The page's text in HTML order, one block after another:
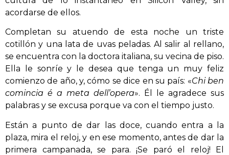
acordarse de ellos.
Completan su atuendo de esta noche un triste
cotillón y una lata de uvas peladas. Al salir al rellano,
se encuentra con la doctora italiana, su vecina de piso.
Ella le sonríe y le desea que tenga un muy feliz
comienzo de año, y, cómo se dice en su país: «Chi ben
comincia é a meta dell’opera». Él le agradece sus
palabras y se excusa porque va con el tiempo justo.
Están a punto de dar las doce, cuando entra a la
plaza, mira el reloj, y en ese momento, antes de dar la
primera campanada, se para. ¡Se paró el reloj! El